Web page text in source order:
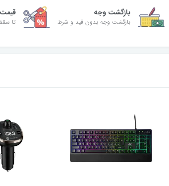
بازگشت وجه
بازگشت وجه بدون قید و شرط تا سقف 30%